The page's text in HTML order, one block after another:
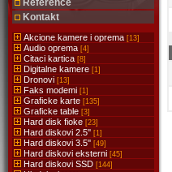
Reference
Kontakt
Akcione kamere i oprema [13]
Audio oprema [4]
Citaci kartica [8]
Digitalne kamere [1]
Dronovi [13]
Faks modemi [1]
Graficke karte [135]
Graficke table [3]
Hard disk fioke [23]
Hard diskovi 2.5'' [1]
Hard diskovi 3.5'' [49]
Hard diskovi eksterni [45]
Hard diskovi SSD [144]